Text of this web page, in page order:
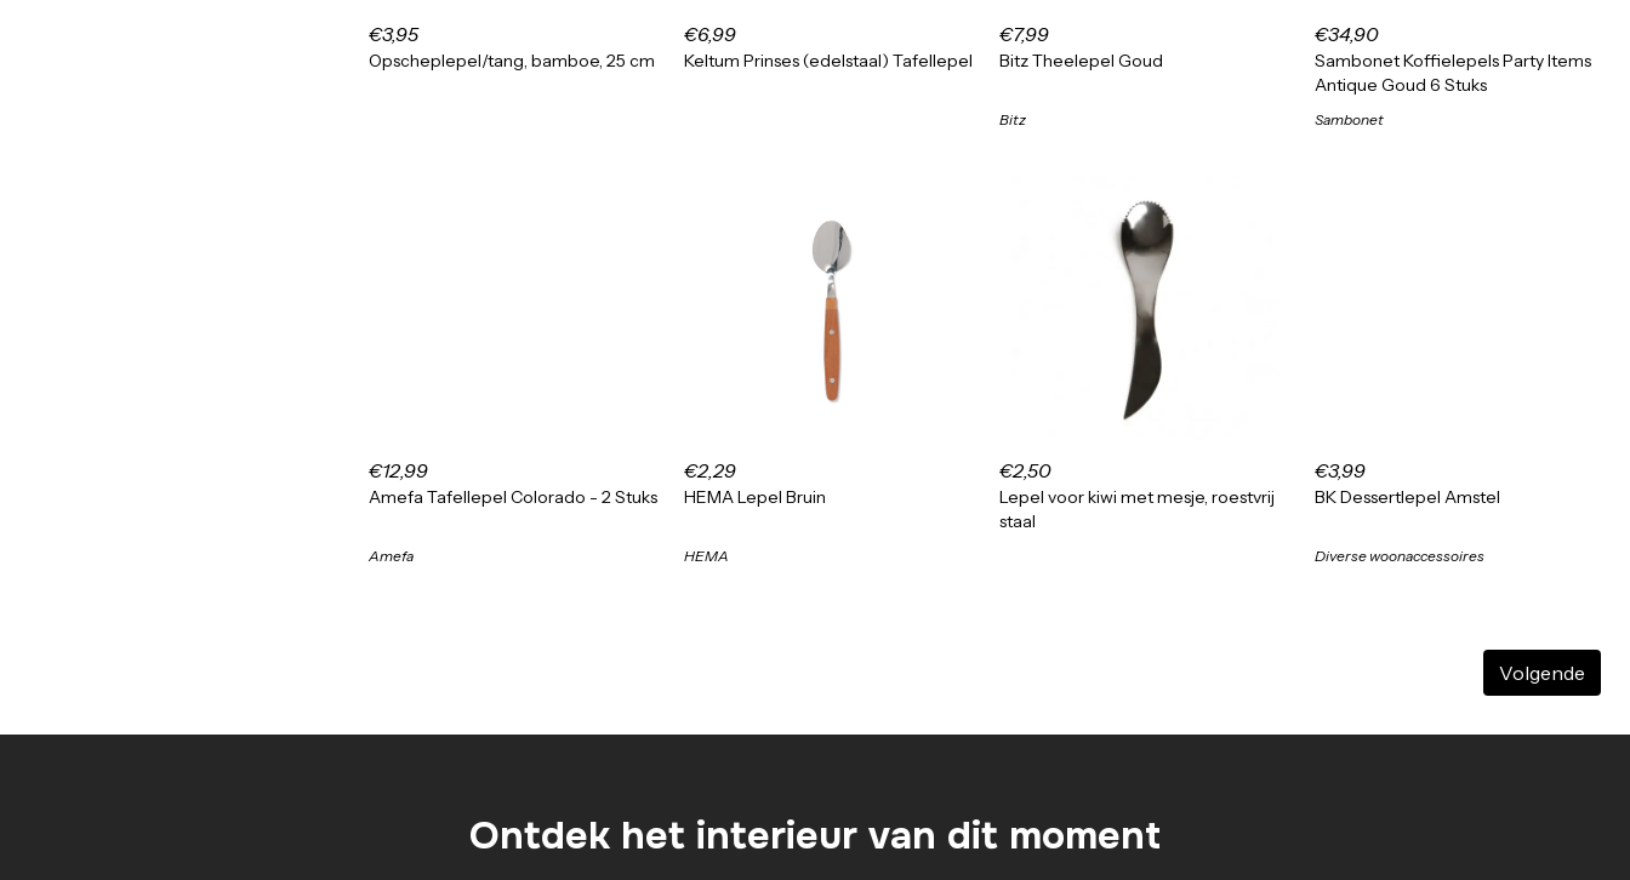
€3,95
Opscheplepel/tang, bamboe, 25 cm
€6,99
Keltum Prinses (edelstaal) Tafellepel
€7,99
Bitz Theelepel Goud
Bitz
€34,90
Sambonet Koffielepels Party Items
Antique Goud 6 Stuks
Sambonet
€12,99
Amefa Tafellepel Colorado - 2 Stuks
Amefa
€2,29
HEMA Lepel Bruin
HEMA
€2,50
Lepel voor kiwi met mesje, roestvrij
staal
€3,99
BK Dessertlepel Amstel
Diverse woonaccessoires
Volgende
Ontdek het interieur van dit moment